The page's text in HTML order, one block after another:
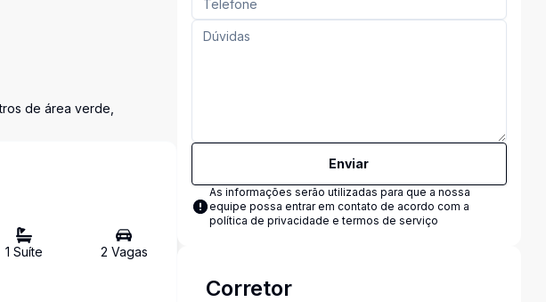
de área verde,
1 Suíte 2 Vagas
Enviar
As informações serão utilizadas para que a nossa
equipe possa entrar em contato de acordo com a
política de privacidade e termos de serviço
Corretor